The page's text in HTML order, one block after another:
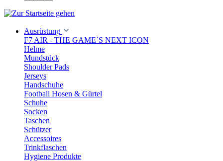
Ausrüstung
F7 AIR - THE GAME`S NEXT ICON
Helme
Mundstück
Shoulder Pads
Jerseys
Handschuhe
Football Hosen & Gürtel
Schuhe
Socken
Taschen
Schützer
Accessoires
Trinkflaschen
Hygiene Produkte